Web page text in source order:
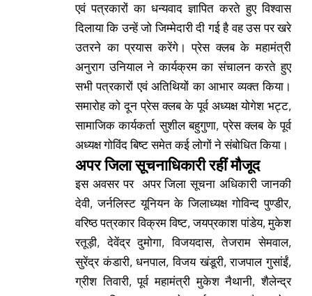
एवं पत्रकारों का धन्यवाद ज्ञापित करते हुए विश्वास
दिलाया कि उन्हें जो जिम्मेदारी दी गई है वह उस पर खरे
उतरने का प्रयास करेंगे। प्रेस क्लब के महामंत्री
अनुराग उनियाल ने कार्यक्रम का संचालन करते हुए
सभी पत्रकारों एवं अतिथियों का आभार व्यक्त किया।
समारोह को दून प्रेस क्लब के पूर्व अध्यक्ष योगेश भट्ट,
सामाजिक कार्यकर्ता सुशील बहुगुणा, प्रेस क्लब के पूर्व
अध्यक्ष गोविंद बिष्ट समेत कई लोगों ने संबोधित किया।
अपर जिला सूचनाधिकारी रहीं मौजूद
इस अवसर पर अपर जिला सूचना अधिकारी जानकी
देवी, जर्नलिस्ट यूनियन के जिलाध्यक्ष गोविन्द पुण्डीर,
वरिष्ठ पत्रकार विक्रम विष्ट, जयप्रकाश पांडेय, मुकेश
रतूड़ी, देवेंद्र दुमोगा, विजयदास, तेजराम सेमवाल,
सुरेंद्र कंडारी, धनपाल, विजय खंडूरी, राजपाल गुसांईं,
ग्रीश तिवारी, पूर्व महामंत्री मुकेश नैथानी, शैलेन्द्र